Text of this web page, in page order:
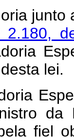
2.180,
lei.
da
fiel